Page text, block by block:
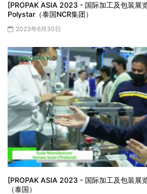
[PROPAK ASIA 2023 - 国际加工及包装展
Polystar（泰国NCR集团）
2023年6月30日
[PROPAK ASIA 2023 - 国际加工及包装展
（泰国）